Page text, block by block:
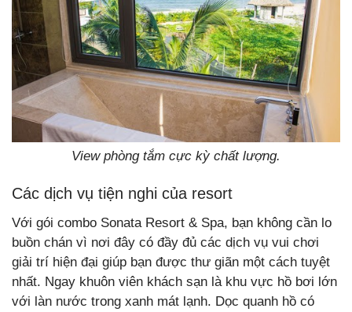
View phòng tắm cực kỳ chất lượng.
Các dịch vụ tiện nghi của resort
Với gói combo Sonata Resort & Spa, bạn không cần lo
buồn chán vì nơi đây có đầy đủ các dịch vụ vui chơi
giải trí hiện đại giúp bạn được thư giãn một cách tuyệt
nhất. Ngay khuôn viên khách sạn là khu vực hồ bơi lớn
với làn nước trong xanh mát lạnh. Dọc quanh hồ có